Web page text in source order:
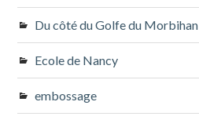
Du côté du Golfe du Morbihan
Ecole de Nancy
embossage